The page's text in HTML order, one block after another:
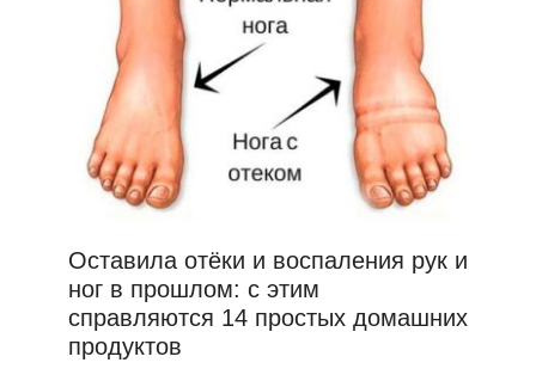
Оставила отёки и воспаления рук и
ног в прошлом: с этим
справляются 14 простых домашних
продуктов